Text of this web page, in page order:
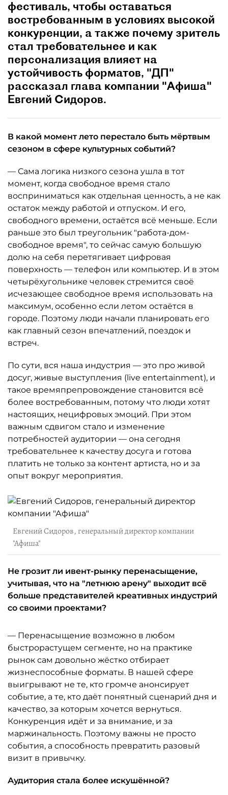
фестиваль, чтобы оставаться
востребованным в условиях высокой
конкуренции, а также почему зритель
стал требовательнее и как
персонализация влияет на
устойчивость форматов, "ДП"
рассказал глава компании "Афиша"
Евгений Сидоров.
В какой момент лето перестало быть мёртвым
сезоном в сфере культурных событий?
— Сама логика низкого сезона ушла в тот
момент, когда свободное время стало
восприниматься как отдельная ценность, а не как
остаток между работой и отпуском. И его,
свободного времени, остаётся всё меньше. Если
раньше это был треугольник "работа-дом-
свободное время", то сейчас самую большую
долю на себя перетягивает цифровая
поверхность — телефон или компьютер. И в этом
четырёхугольнике человек стремится своё
исчезающее свободное время использовать на
максимум, особенно если летом остаётся в
городе. Поэтому люди начали планировать его
как главный сезон впечатлений, поездок и
встреч.
По сути, вся наша индустрия — это про живой
досуг, живые выступления (live entertainment), и
такое времяпрепровождение становится всё
более востребованным, потому что люди хотят
настоящих, нецифровых эмоций. При этом
важным сдвигом стало и изменение
потребностей аудитории — она сегодня
требовательнее к качеству досуга и готова
платить не только за контент артиста, но и за
опыт вокруг мероприятия.
Евгений Сидоров, генеральный директор компании
"Афиша"
Не грозит ли ивент-рынку перенасыщение,
учитывая, что на "летнюю арену" выходит всё
больше представителей креативных индустрий
со своими проектами?
— Перенасыщение возможно в любом
быстрорастущем сегменте, но на практике
рынок сам довольно жёстко отбирает
жизнеспособные форматы. В нашей сфере
выигрывают не те, кто громче анонсирует
событие, а те, кто даёт понятный сценарий дня и
качество, за которым хочется вернуться.
Конкуренция идёт и за внимание, и за
маржинальность. Поэтому важны не просто
события, а способность превратить разовый
визит в привычку.
Аудитория стала более искушённой?